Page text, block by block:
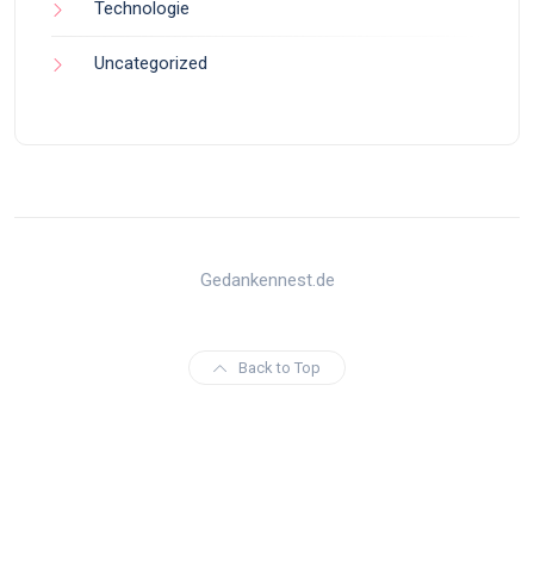
Technologie
Uncategorized
Gedankennest.de
Back to Top